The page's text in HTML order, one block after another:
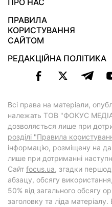
ПРО НАС
ПРАВИЛА
КОРИСТУВАННЯ
САЙТОМ
РЕДАКЦІЙНА ПОЛІТИКА
Всі права на матеріали,
належать ТОВ "ФОКУС
дозволяється лише при
розділі "Правила
інформацію, розміщену на
лише при дотриманні
Cайт focus.ua, згадки
абзацу, обсягу
50% від загального обсягу
заголовку та ліда